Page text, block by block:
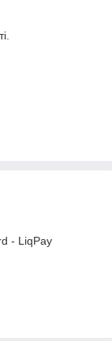
- LiqPay